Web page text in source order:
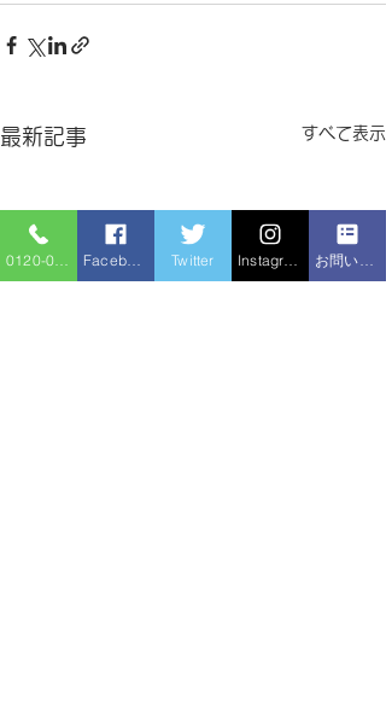
最新記事 すべて表示
Twitter